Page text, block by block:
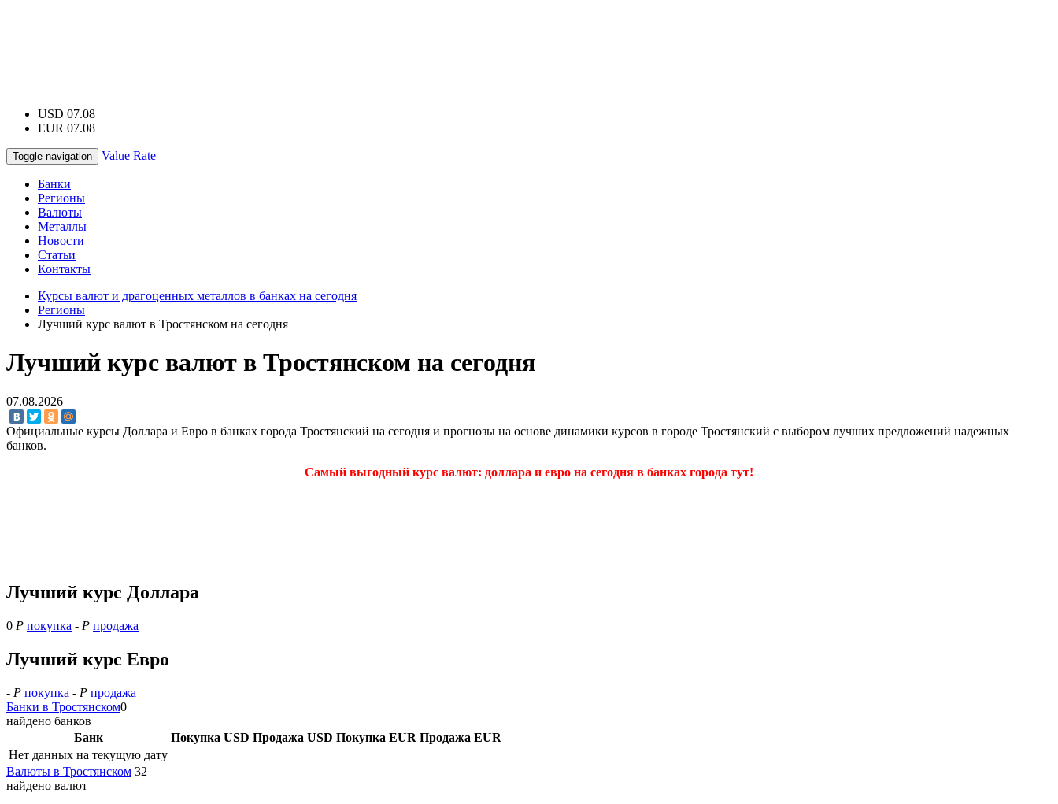
USD 07.08
EUR 07.08
Toggle navigation Value Rate
Банки
Регионы
Валюты
Металлы
Новости
Статьи
Контакты
Курсы валют и драгоценных металлов в банках на сегодня
Регионы
Лучший курс валют в Тростянском на сегодня
Лучший курс валют в Тростянском на сегодня
07.08.2026
Официальные курсы Доллара и Евро в банках города Тростянский на сегодня и прогнозы на основе динамики курсов в городе Тростянский с выбором лучших предложений надежных
банков.
Самый выгодный курс валют: доллара и евро на сегодня в банках города тут!
Лучший курс Доллара
0 Р покупка - Р продажа
Лучший курс Евро
- Р покупка - Р продажа
Банки в Тростянском0
найдено банков
Банк
Покупка USD Продажа USD Покупка EUR Продажа EUR
Нет данных на текущую дату
Валюты в Тростянском 32
найдено валют